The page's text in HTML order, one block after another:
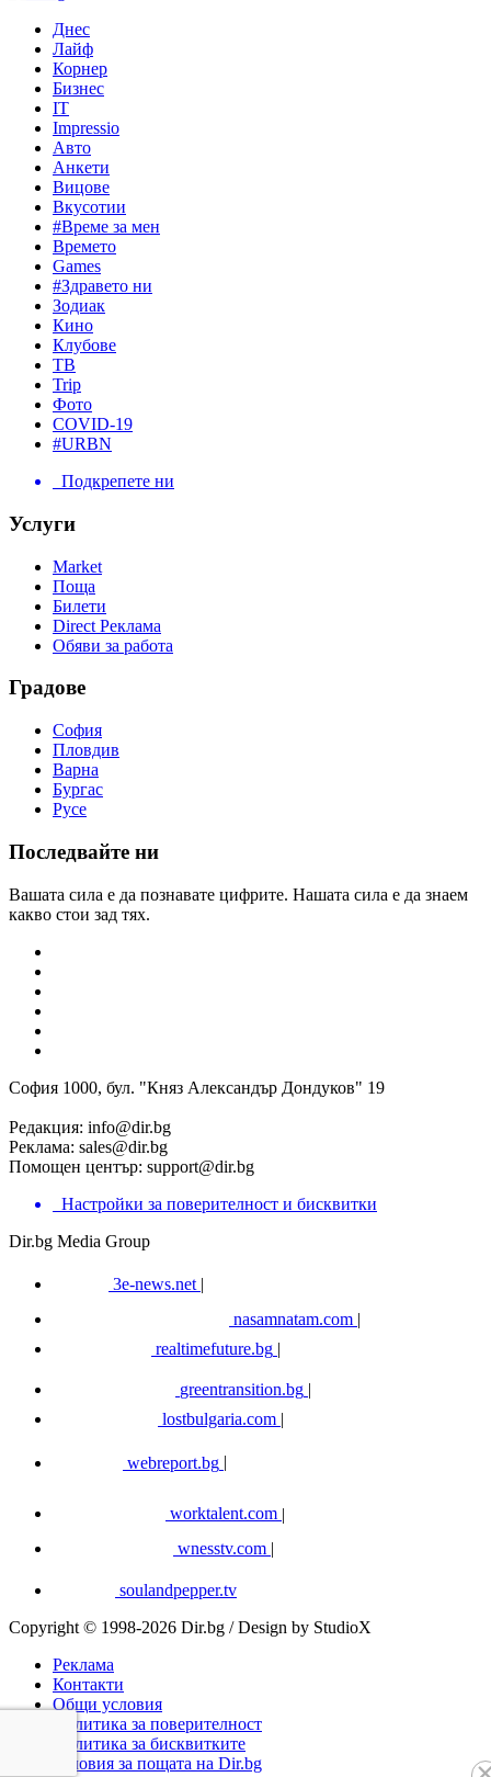
Днес
Лайф
Корнер
Бизнес
IT
Impressio
Авто
Анкети
Вицове
Вкусотии
#Време за мен
Времето
Games
#Здравето ни
Зодиак
Кино
Клубове
ТВ
Trip
Фото
COVID-19
#URBN
Подкрепете ни
Услуги
Market
Поща
Билети
Direct Реклама
Обяви за работа
Градове
София
Пловдив
Варна
Бургас
Русе
Последвайте ни
Вашата сила е да познавате цифрите. Нашата сила е да знаем
какво стои зад тях.
София 1000, бул. "Княз Александър Дондуков" 19
Редакция: info@dir.bg
Реклама: sales@dir.bg
Помощен център: support@dir.bg
Настройки за поверителност и бисквитки
Dir.bg Media Group
3e-news.net |
nasamnatam.com |
realtimefuture.bg |
greentransition.bg |
lostbulgaria.com |
webreport.bg
worktalent.com |
wnesstv.com |
soulandpepper.tv
Copyright © 1998-2026 Dir.bg / Design by StudioX
Реклама
Контакти
Общи условия
Политика за поверителност
Политика за бисквитките
Условия за пощата на Dir.bg